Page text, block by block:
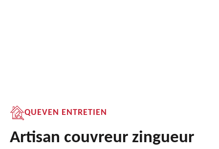
QUEVEN ENTRETIEN
Artisan couvreur zingueur